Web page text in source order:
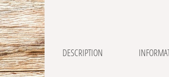
DESCRIPTION